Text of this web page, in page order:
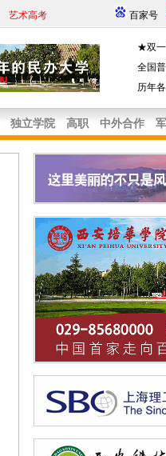
艺术高考 百家号
★双一
全国
历年
独立学院 高职 中外合作